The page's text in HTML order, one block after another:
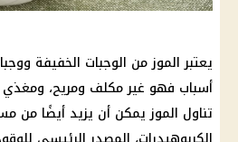
يعتبر الموز من الوجبات الخفيفة
أسباب فهو غير مكلف ومريح،
تناول الموز يمكن أن يزيد أيضًا من